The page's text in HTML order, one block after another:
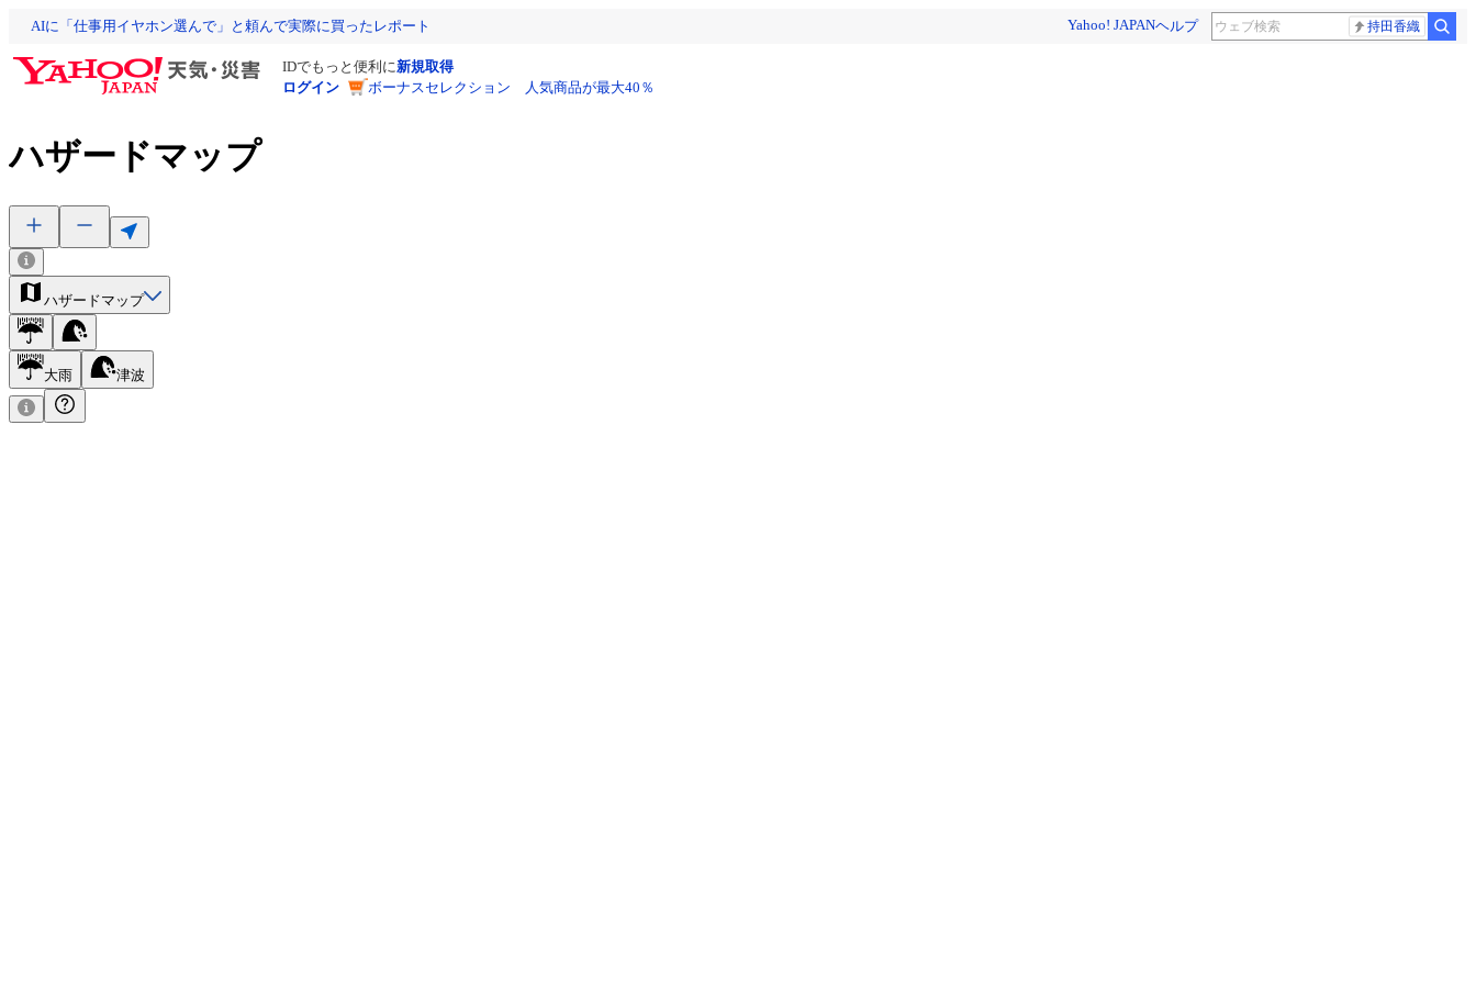
AIに「仕事用イヤホン選んで」と頼んで実際に買ったレポート Yahoo! JAPANヘルプ 持田香織
IDでもっと便利に新規取得
ログイン
ボーナスセレクション 人気商品が最大40％
ハザードマップ
ハザードマップ
大雨 津波